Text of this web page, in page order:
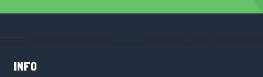
INFO